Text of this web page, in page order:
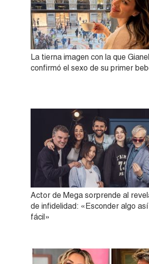
La tierna imagen con la que
confirmó el sexo de su primer
Actor de Mega sorprende al
de infidelidad: «Esconder algo
fácil»